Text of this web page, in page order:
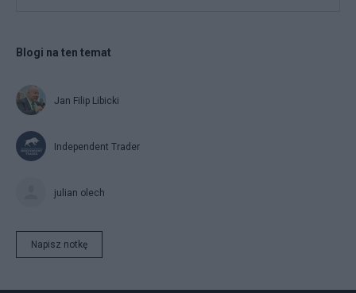
Blogi na ten temat
Jan Filip Libicki
Independent Trader
julian olech
Napisz notkę